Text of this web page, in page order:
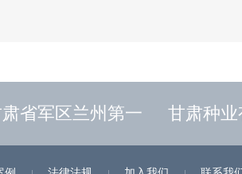
省军区兰州第一 甘肃种业